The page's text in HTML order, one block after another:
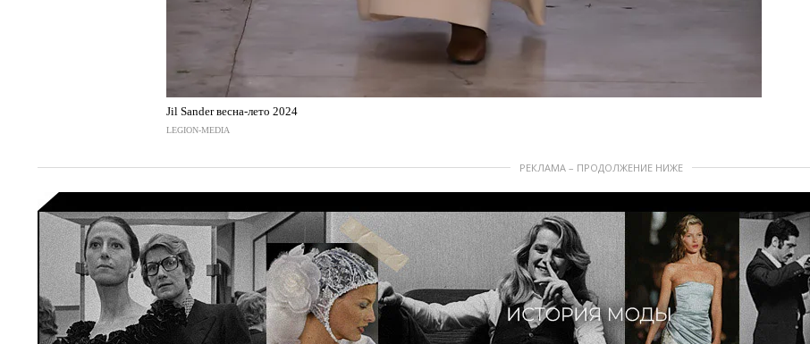
Jil Sander весна-лето 2024
LEGION-MEDIA
РЕКЛАМА – ПРОДОЛЖЕНИЕ НИЖЕ